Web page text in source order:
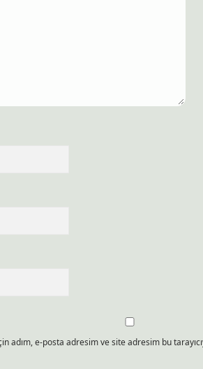
adım, e-posta adresim ve site adresim bu